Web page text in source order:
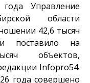
Управление
области
42,6 тысяч
поставило на
объектов,
Infopro54.
года совершено